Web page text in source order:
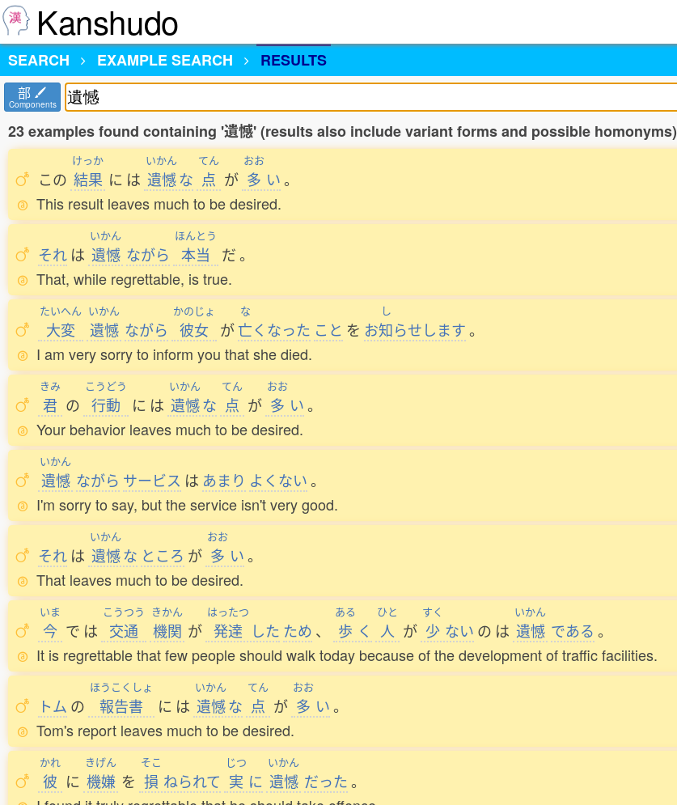
Kanshudo
SEARCH
EXAMPLE SEARCH RESULTS
部
Components
23 examples found containing '遺憾' (results also include variant forms and possible homonyms)
この
けっか
結果 に は
いかん
遺憾な
てん
点 が
おお
多 い。
This result leaves much to be desired.
それ は
いかん
遺憾 ながら
ほんとう
本当 だ。
That, while regrettable, is true.
たいへん
大変
いかん
遺憾 ながら
かのじょ
彼女 が
な
亡くなった こと を お
し
知らせします。
I am very sorry to inform you that she died.
きみ
君 の
こうどう
行動 に は
いかん
遺憾な
てん
点 が
おお
多 い。
Your behavior leaves much to be desired.
いかん
遺憾 ながら サービス は あまり よくない。
I'm sorry to say, but the service isn't very good.
それ は
いかん
遺憾な ところ が
おお
多 い。
That leaves much to be desired.
いま
今 で は
こうつう
交通
きかん
機関 が
はったつ
発達 した ため 、
ある
歩 く
ひと
人 が
すく
少 ない の は
いかん
遺憾 である 。
It is regrettable that few people should walk today because of the development of traffic facilities.
トム の
ほうこくしょ
報告書 に は
いかん
遺憾な
てん
点 が
おお
多 い。
Tom's report leaves much to be desired.
かれ
彼 に
きげん
機嫌 を
そこ
損 ねられて
じつ
実 に
いかん
遺憾 だった 。